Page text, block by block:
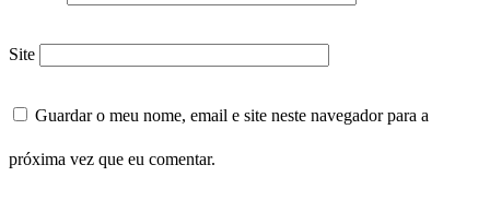
Site
Guardar o meu nome, email e site neste navegador para a
próxima vez que eu comentar.